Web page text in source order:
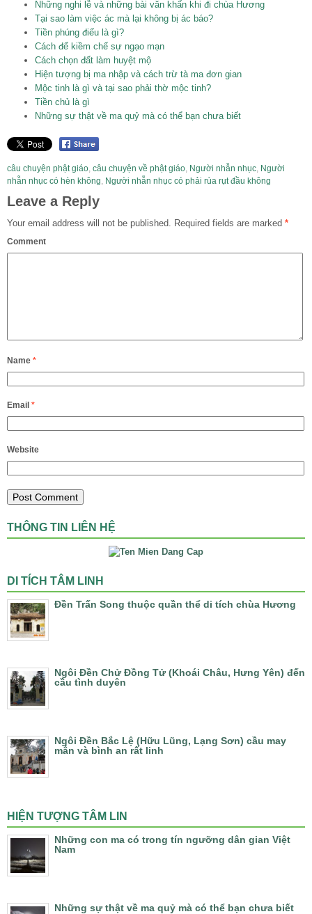
Những nghi lễ và những bài văn khấn khi đi chùa Hương
Tại sao làm việc ác mà lại không bị ác báo?
Tiền phúng điếu là gì?
Cách để kiềm chế sự ngạo mạn
Cách chọn đất làm huyệt mộ
Hiện tượng bị ma nhập và cách trừ tà ma đơn gian
Mộc tinh là gì và tại sao phải thờ mộc tinh?
Tiền chủ là gì
Những sự thật về ma quỷ mà có thể bạn chưa biết
câu chuyện phật giáo câu chuyện về phật giáo Người nhẫn nhục Người
nhẫn nhục có hèn không Người nhẫn nhục có phải rùa rụt đầu không
Leave a Reply
Your email address will not be published. Required fields are marked *
Comment
Name *
Email *
Website
THÔNG TIN LIÊN HỆ
DI TÍCH TÂM LINH
Đền Trấn Song thuộc quần thể di tích chùa Hương
Ngôi Đền Chử Đồng Tử (Khoái Châu, Hưng Yên) đến
cầu tình duyên
Ngôi Đền Bắc Lệ (Hữu Lũng, Lạng Sơn) cầu may
mắn và bình an rất linh
HIỆN TƯỢNG TÂM LIN
Những con ma có trong tín ngưỡng dân gian Việt
Nam
Những sự thật về ma quỷ mà có thể bạn chưa biết